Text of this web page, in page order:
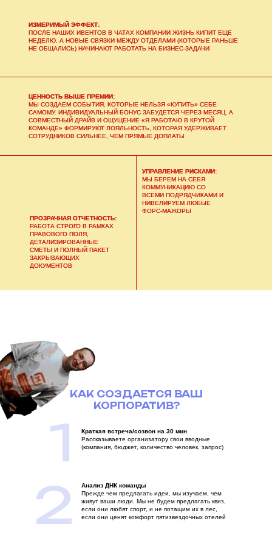
ЦЕННОСТЬ ВЫШЕ ПРЕМИИ:
МЫ СОЗДАЕМ СОБЫТИЯ, КОТОРЫЕ НЕЛЬЗЯ «КУПИТЬ» СЕБЕ
САМОМУ. ИНДИВИДУАЛЬНЫЙ БОНУС ЗАБУДЕТСЯ ЧЕРЕЗ МЕСЯЦ, А
СОВМЕСТНЫЙ ДРАЙВ И ОЩУЩЕНИЕ «Я РАБОТАЮ В КРУТОЙ
КОМАНДЕ» ФОРМИРУЮТ ЛОЯЛЬНОСТЬ, КОТОРАЯ УДЕРЖИВАЕТ
СОТРУДНИКОВ СИЛЬНЕЕ, ЧЕМ ПРЯМЫЕ ДОПЛАТЫ
ИЗМЕРИМЫЙ ЭФФЕКТ:
ПОСЛЕ НАШИХ ИВЕНТОВ В ЧАТАХ КОМПАНИИ ЖИЗНЬ КИПИТ ЕЩЕ
НЕДЕЛЮ, А НОВЫЕ СВЯЗКИ МЕЖДУ ОТДЕЛАМИ (КОТОРЫЕ РАНЬШЕ
НЕ ОБЩАЛИСЬ) НАЧИНАЮТ РАБОТАТЬ НА БИЗНЕС-ЗАДАЧИ
УПРАВЛЕНИЕ РИСКАМИ:
МЫ БЕРЕМ НА СЕБЯ
КОММУНИКАЦИЮ СО
ВСЕМИ ПОДРЯДЧИКАМИ И
НИВЕЛИРУЕМ ЛЮБЫЕ
ФОРС-МАЖОРЫ
ПРОЗРАЧНАЯ ОТЧЕТНОСТЬ:
РАБОТА СТРОГО В РАМКАХ
ПРАВОВОГО ПОЛЯ,
ДЕТАЛИЗИРОВАННЫЕ
СМЕТЫ И ПОЛНЫЙ ПАКЕТ
ЗАКРЫВАЮЩИХ
ДОКУМЕНТОВ
Краткая встреча/созвон на 30 мин
Рассказываете организатору свои вводные
(компания, бюджет, количество человек, запрос)
Анализ ДНК команды
Прежде чем предлагать идеи, мы изучаем, чем
живут ваши люди. Мы не будем предлагать квиз,
если они любят спорт, и не потащим их в лес,
если они ценят комфорт пятизвездочных отелей
КАК СОЗДАЕТСЯ ВАШ
КОРПОРАТИВ?
1
2